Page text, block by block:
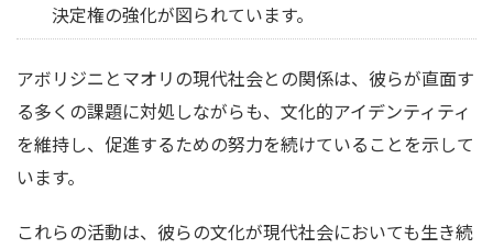
決定権の強化が図られています。
アボリジニとマオリの現代社会との関係は、彼らが直面す
る多くの課題に対処しながらも、文化的アイデンティティ
を維持し、促進するための努力を続けていることを示して
います。
これらの活動は、彼らの文化が現代社会においても生き続